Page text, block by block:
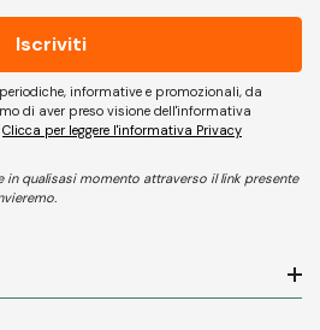
informative e promozionali, da
preso visione dell'informativa
Clicca per leggere l'informativa Privacy
in qualisasi momento attraverso il link presente